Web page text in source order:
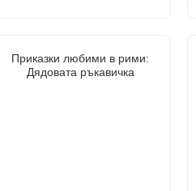
Приказки любими в рими:
Дядовата ръкавичка